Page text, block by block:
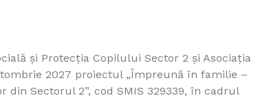
și Protecția Copilului Sector 2 și Asociația
2027 proiectul „Împreună în familie –
Sectorul 2”, cod SMIS 329339, în cadrul